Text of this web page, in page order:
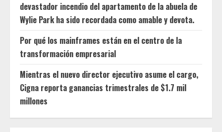
devastador incendio del apartamento de la abuela de
Wylie Park ha sido recordada como amable y devota.
Por qué los mainframes están en el centro de la
transformación empresarial
Mientras el nuevo director ejecutivo asume el cargo,
Cigna reporta ganancias trimestrales de $1.7 mil
millones